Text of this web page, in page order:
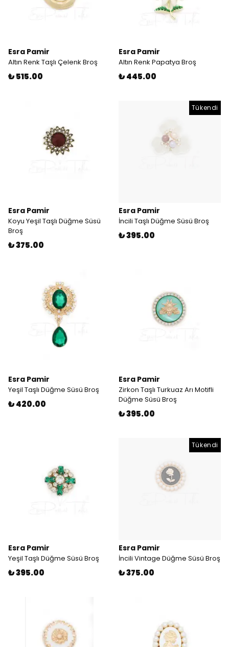
Esra Pamir
Altın Renk Taşlı Çelenk Broş
₺ 515.00
Esra Pamir
Altın Renk Papatya Broş
₺ 445.00
Esra Pamir
Koyu Yeşil Taşlı Düğme Süsü
Broş
₺ 375.00
Tükendi
Esra Pamir
İncili Taşlı Düğme Süsü Broş
₺ 395.00
Esra Pamir
Yeşil Taşlı Düğme Süsü Broş
₺ 420.00
Esra Pamir
Zirkon Taşlı Turkuaz Arı Motifli
Düğme Süsü Broş
₺ 395.00
Esra Pamir
Yeşil Taşlı Düğme Süsü Broş
₺ 395.00
Tükendi
Esra Pamir
İncili Vintage Düğme Süsü Broş
₺ 375.00